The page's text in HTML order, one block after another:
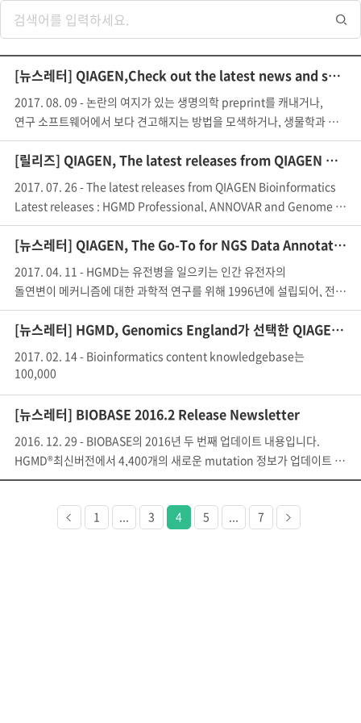
[뉴스레터] QIAGEN,Check out the latest news and summer releases!
2017. 08. 09 - 논란의 여지가 있는 생명의학 preprint를 캐내거나,
연구 소프트웨어에서 보다 견고해지는 방법을 모색하거나, 생물학과
[릴리즈] QIAGEN, The latest releases from QIAGEN Bioinformatics
2017. 07. 26 - The latest releases from QIAGEN Bioinformatics
Latest releases : HGMD Professional, ANNOVAR and Genome
[뉴스레터] QIAGEN, The Go-To for NGS Data Annotation - CLC Microbial Genomics Module 2.0
2017. 04. 11 - HGMD는 유전병을 일으키는 인간 유전자의
돌연변이 메커니즘에 대한 과학적 연구를 위해 1996년에 설립되어, 전
[뉴스레터] HGMD, Genomics England가 선택한 QIAGEN의 유전병 및 희귀병 솔루션
2017. 02. 14 - Bioinformatics content knowledgebase는
100,000
Genomes Project 에 대한 해석을 가능하게 합니다.Hilden, Germany,
[뉴스레터] BIOBASE 2016.2 Release Newsletter
2016. 12. 29 - BIOBASE의 2016년 두 번째 업데이트 내용입니다.
HGMD®최신버전에서 4,400개의 새로운 mutation 정보가 업데이트 되
이전
1 ... 3 4 5 ... 7
다음